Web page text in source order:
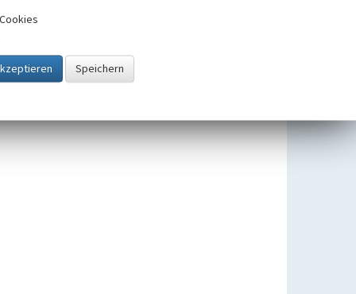
Weg- und Gedenkkreuze in der